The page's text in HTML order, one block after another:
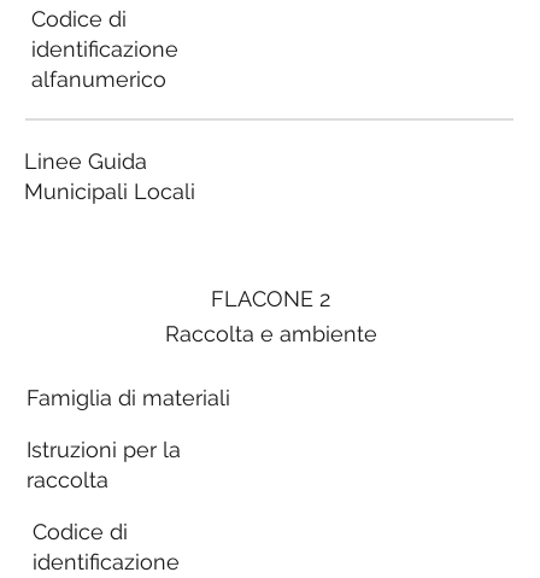
FLACONE 2
Raccolta e ambiente
Famiglia di materiali
Istruzioni per la
raccolta
Codice di
identificazione
Codice di
identificazione
alfanumerico
Linee Guida
Municipali Locali